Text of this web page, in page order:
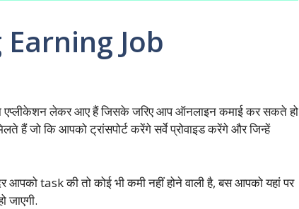
Job
एप्लीकेशन लेकर आए हैं जिसके जरिए आप ऑनलाइन कमाई कर सकते हो
हैं जो कि आपको ट्रांसपोर्ट करेंगे सर्वे प्रोवाइड करेंगे और जिन्हें
task की तो कोई भी कमी नहीं होने वाली है, बस आपको यहां पर
जाएगी.